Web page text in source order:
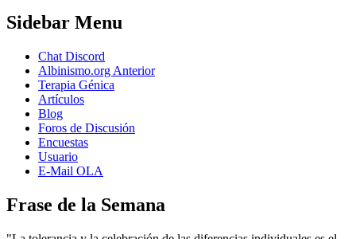
Sidebar Menu
Chat Discord
Albinismo.org Anterior
Terapia Génica
Artículos
Blog
Foros de Discusión
Encuestas
Usuario
E-Mail OLA
Frase de la Semana